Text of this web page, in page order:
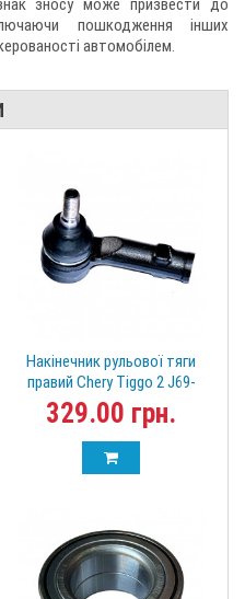
зносу може призвести до
пошкодження інших
автомобілем.
Накінечник рульової тяги
правий Chery Tiggo 2 J69-
3401430 Тигго 2
329.00 грн.